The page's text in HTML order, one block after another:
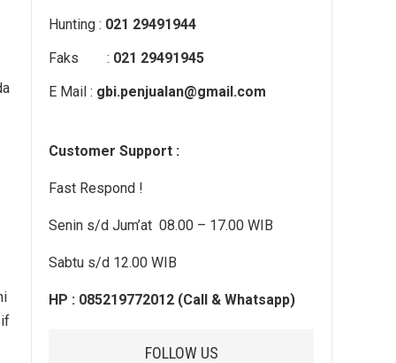
Hunting : 021 29491944
Faks : 021 29491945
E Mail : gbi.penjualan@gmail.com
Customer Support :
Fast Respond !
Senin s/d Jum’at 08.00 – 17.00 WIB
Sabtu s/d 12.00 WIB
HP : 085219772012 (Call & Whatsapp)
FOLLOW US